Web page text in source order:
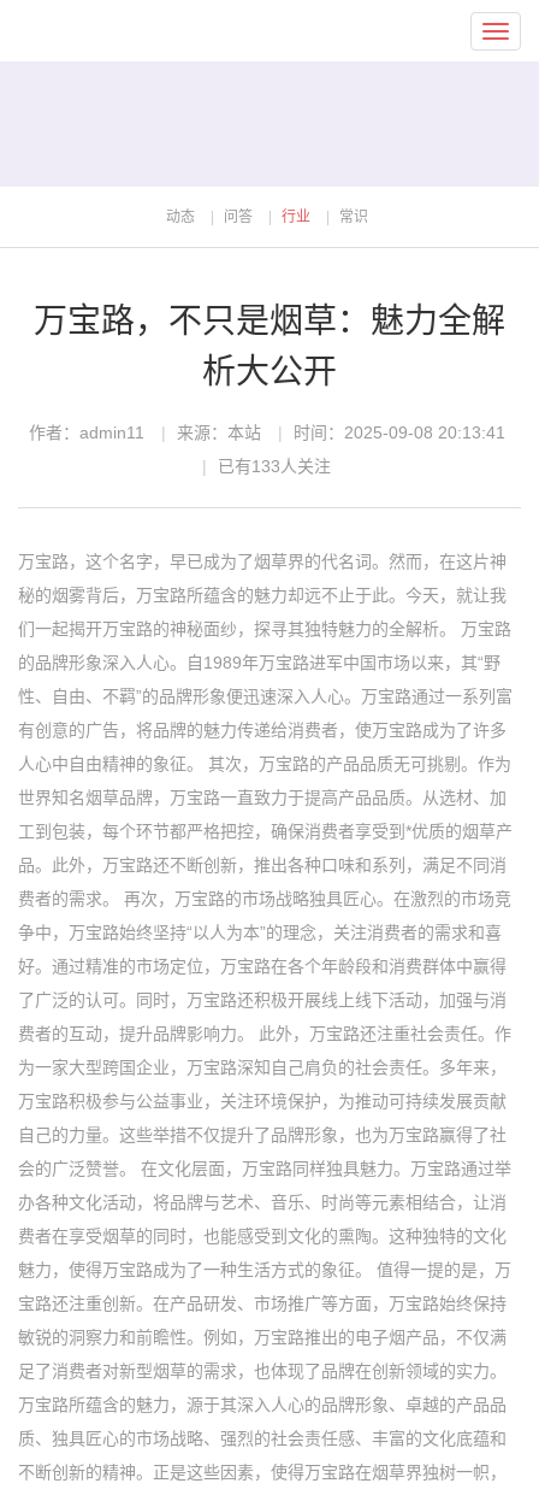
动态 问答 行业 常识
万宝路，不只是烟草：魅力全解
析大公开
作者：admin11 来源：本站
时间：2025-09-08 20:13:41
已有133人关注
万宝路，这个名字，早已成为了烟草界的代名词。然而，在这片神
秘的烟雾背后，万宝路所蕴含的魅力却远不止于此。今天，就让我
们一起揭开万宝路的神秘面纱，探寻其独特魅力的全解析。 万宝路
的品牌形象深入人心。自1989年万宝路进军中国市场以来，其“野
性、自由、不羁”的品牌形象便迅速深入人心。万宝路通过一系列富
有创意的广告，将品牌的魅力传递给消费者，使万宝路成为了许多
人心中自由精神的象征。 其次，万宝路的产品品质无可挑剔。作为
世界知名烟草品牌，万宝路一直致力于提高产品品质。从选材、加
工到包装，每个环节都严格把控，确保消费者享受到*优质的烟草产
品。此外，万宝路还不断创新，推出各种口味和系列，满足不同消
费者的需求。 再次，万宝路的市场战略独具匠心。在激烈的市场竞
争中，万宝路始终坚持“以人为本”的理念，关注消费者的需求和喜
好。通过精准的市场定位，万宝路在各个年龄段和消费群体中赢得
了广泛的认可。同时，万宝路还积极开展线上线下活动，加强与消
费者的互动，提升品牌影响力。 此外，万宝路还注重社会责任。作
为一家大型跨国企业，万宝路深知自己肩负的社会责任。多年来，
万宝路积极参与公益事业，关注环境保护，为推动可持续发展贡献
自己的力量。这些举措不仅提升了品牌形象，也为万宝路赢得了社
会的广泛赞誉。 在文化层面，万宝路同样独具魅力。万宝路通过举
办各种文化活动，将品牌与艺术、音乐、时尚等元素相结合，让消
费者在享受烟草的同时，也能感受到文化的熏陶。这种独特的文化
魅力，使得万宝路成为了一种生活方式的象征。 值得一提的是，万
宝路还注重创新。在产品研发、市场推广等方面，万宝路始终保持
敏锐的洞察力和前瞻性。例如，万宝路推出的电子烟产品，不仅满
足了消费者对新型烟草的需求，也体现了品牌在创新领域的实力。
万宝路所蕴含的魅力，源于其深入人心的品牌形象、卓越的产品品
质、独具匠心的市场战略、强烈的社会责任感、丰富的文化底蕴和
不断创新的精神。正是这些因素，使得万宝路在烟草界独树一帜，